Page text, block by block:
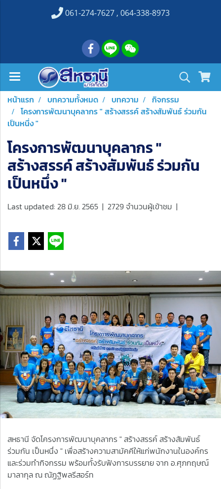
061-274-7627 , 064-338-8973
หน้าแรก บทความทั้งหมด บทความ
กิจกรรม
โครงการพัฒนาบุคลากร " สร้างสรรค์ สร้างสัมพันธ์ ร่วมกัน
เป็นหนึ่ง "
โครงการพัฒนาบุคลากร "
สร้างสรรค์ สร้างสัมพันธ์ ร่วมกัน
เป็นหนึ่ง "
Last updated: 28 มิ.ย. 2565 | 2729 จำนวนผู้เข้าชม |
สหธานี จัดโครงการพัฒนาบุคลากร " สร้างสรรค์ สร้างสัมพันธ์
ร่วมกัน เป็นหนึ่ง " เพื่อสร้างความสามัคคีให้แก่พนักงานในองค์กร
และร่วมทำกิจกรรม พร้อมทั้งรับฟังการบรรยาย จาก อ.ศุภกฤษณ์
มาลากุล ณ ณัฏฐิพลรีสอร์ท